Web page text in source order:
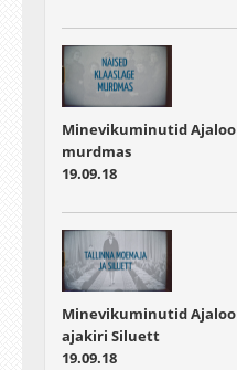
Minevikuminutid
murdmas
19.09.18
Minevikuminutid
ajakiri Siluett
19.09.18